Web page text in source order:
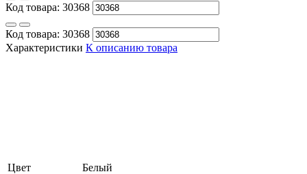
Код товара: 30368
Код товара: 30368
Характеристики К описанию товара
Цвет
Белый